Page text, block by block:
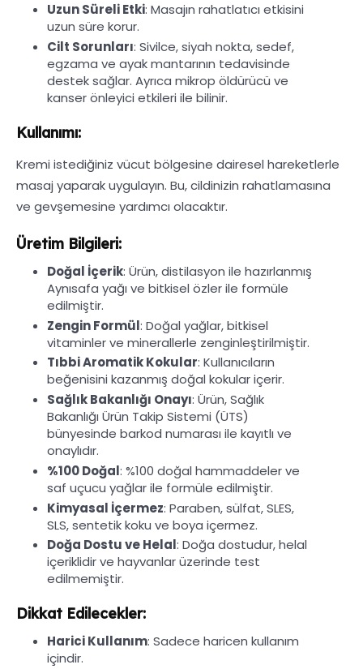
Uzun Süreli Etki: Masajın rahatlatıcı etkisini
uzun süre korur.
Cilt Sorunları: Sivilce, siyah nokta, sedef,
egzama ve ayak mantarının tedavisinde
destek sağlar. Ayrıca mikrop öldürücü ve
kanser önleyici etkileri ile bilinir.
Kullanımı:
Kremi istediğiniz vücut bölgesine dairesel hareketlerle
masaj yaparak uygulayın. Bu, cildinizin rahatlamasına
ve gevşemesine yardımcı olacaktır.
Üretim Bilgileri:
Doğal İçerik: Ürün, distilasyon ile hazırlanmış
Aynısafa yağı ve bitkisel özler ile formüle
edilmiştir.
Zengin Formül: Doğal yağlar, bitkisel
vitaminler ve minerallerle zenginleştirilmiştir.
Tıbbi Aromatik Kokular: Kullanıcıların
beğenisini kazanmış doğal kokular içerir.
Sağlık Bakanlığı Onayı: Ürün, Sağlık
Bakanlığı Ürün Takip Sistemi (ÜTS)
bünyesinde barkod numarası ile kayıtlı ve
onaylıdır.
%100 Doğal: %100 doğal hammaddeler ve
saf uçucu yağlar ile formüle edilmiştir.
Kimyasal İçermez: Paraben, sülfat, SLES,
SLS, sentetik koku ve boya içermez.
Doğa Dostu ve Helal: Doğa dostudur, helal
içeriklidir ve hayvanlar üzerinde test
edilmemiştir.
Dikkat Edilecekler:
Harici Kullanım: Sadece haricen kullanım
içindir.